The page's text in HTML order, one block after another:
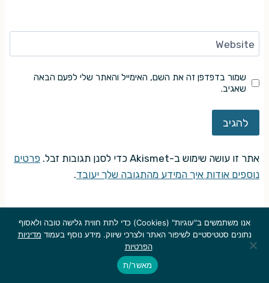
Website
שמור בדפדפן זה את השם, האימייל והאתר שלי לפעם הבאה
שאגיב.
אתר זו עושה שימוש ב-Akismet כדי לסנן תגובות זבל.
פרטים
נוספים אודות איך המידע מהתגובה שלך יעובד.
© אם לא צוין אחרת, זכויות היוצרים על כל התכנים הערוכים המתפרסמים
באתר שייכות ל"בלי פאניקה" ולכותבים. אין להעתיק, לשכפל, להקליט,
לאחסן במאגר מידע או לעשות כל שימוש אחר שמפר את זכויות היוצרים על
אנו משתמשים ב"עוגיות" (Cookies) כדי לתת חווית גלישה טובה ולאסוף
נתונים סטטיסטיים לשיפור האתר ולצרכי שיווק. מידע נוסף בעמוד מדיניות
הפרטיות
מאשר/ת